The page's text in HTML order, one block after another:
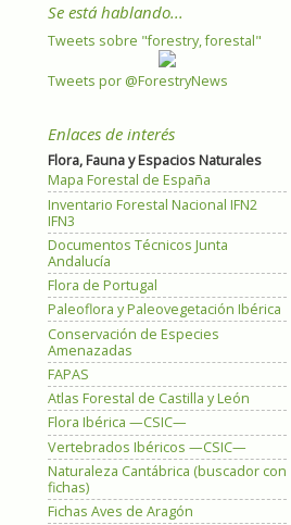
Se está hablando...
Tweets sobre "forestry, forestal"
Tweets por @ForestryNews
Enlaces de interés
Flora, Fauna y Espacios Naturales
Mapa Forestal de España
Inventario Forestal Nacional IFN2
IFN3
Documentos Técnicos Junta
Andalucía
Flora de Portugal
Paleoflora y Paleovegetación Ibérica
Conservación de Especies
Amenazadas
FAPAS
Atlas Forestal de Castilla y León
Flora Ibérica —CSIC—
Vertebrados Ibéricos —CSIC—
Naturaleza Cantábrica (buscador con
fichas)
Fichas Aves de Aragón